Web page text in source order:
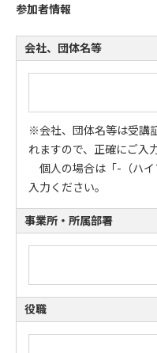
参加者情報
会社、団体名等
※会社、団体名等は受講
れますので、正確にご入
個人の場合は「-（ハ
入力ください。
事業所・所属部署
役職